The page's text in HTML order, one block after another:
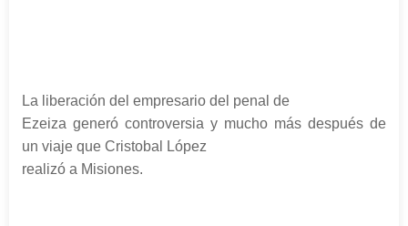
La liberación del empresario del penal de
Ezeiza generó controversia y mucho más después de
un viaje que Cristobal López
realizó a Misiones.